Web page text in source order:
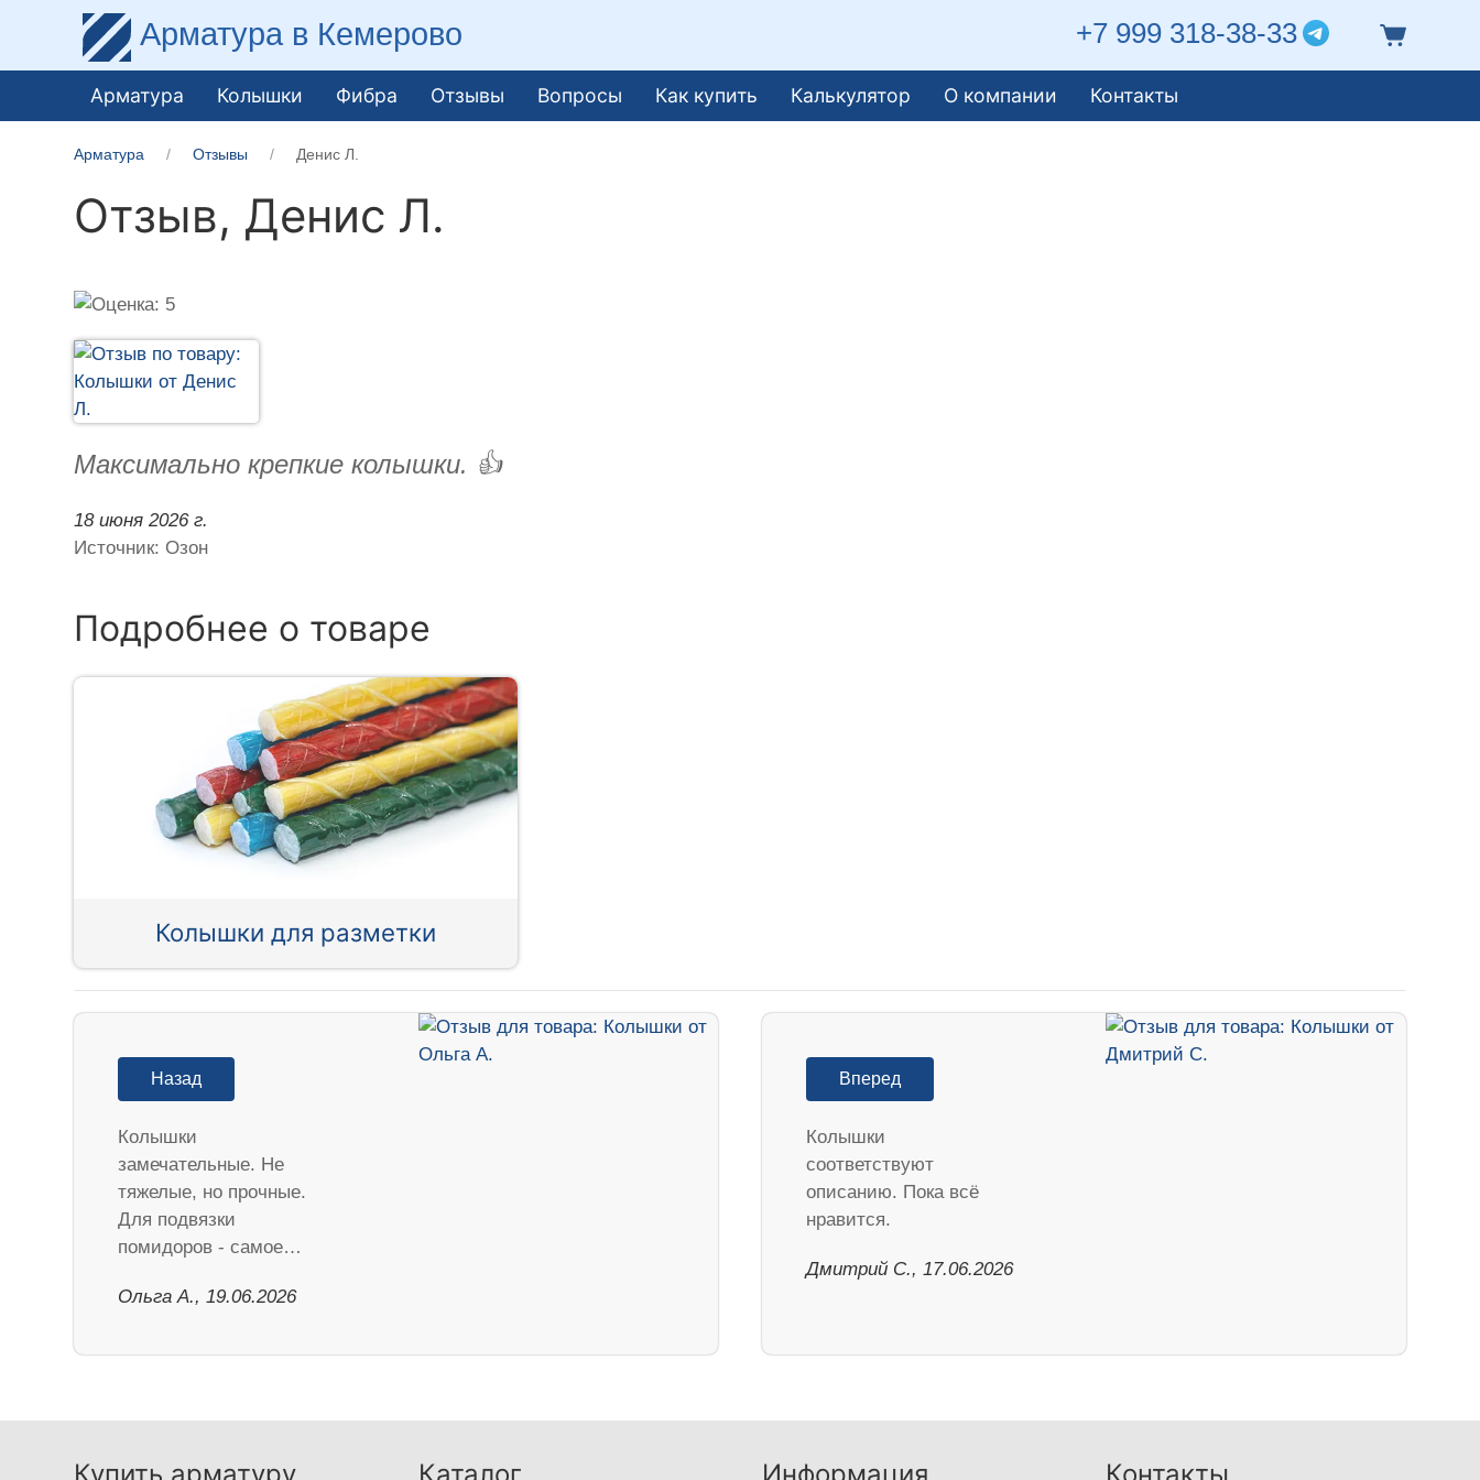
Арматура в Кемерово +7 999 318-38-33
Арматура Колышки Фибра Отзывы Вопросы Как купить Калькулятор О компании Контакты
Арматура Отзывы Денис Л.
Отзыв, Денис Л.
Максимально крепкие колышки. 👍
18 июня 2026 г.
Источник: Озон
Подробнее о товаре
Колышки для разметки
Назад
Колышки
замечательные. Не
тяжелые, но прочные.
Для подвязки
помидоров - самое…
Ольга А., 19.06.2026
Вперед
Колышки
соответствуют
описанию. Пока всё
нравится.
Дмитрий С., 17.06.2026
Купить арматуру Каталог Информация Контакты